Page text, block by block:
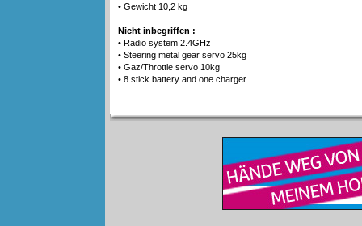
• Gewicht 10,2 kg
Nicht inbegriffen :
• Radio system 2.4GHz
• Steering metal gear servo 25kg
• Gaz/Throttle servo 10kg
• 8 stick battery and one charger